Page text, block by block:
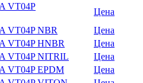
VT04P
Цена
VT04P NBR
Цена
VT04P HNBR
Цена
VT04P NITRIL
Цена
VT04P EPDM
Цена